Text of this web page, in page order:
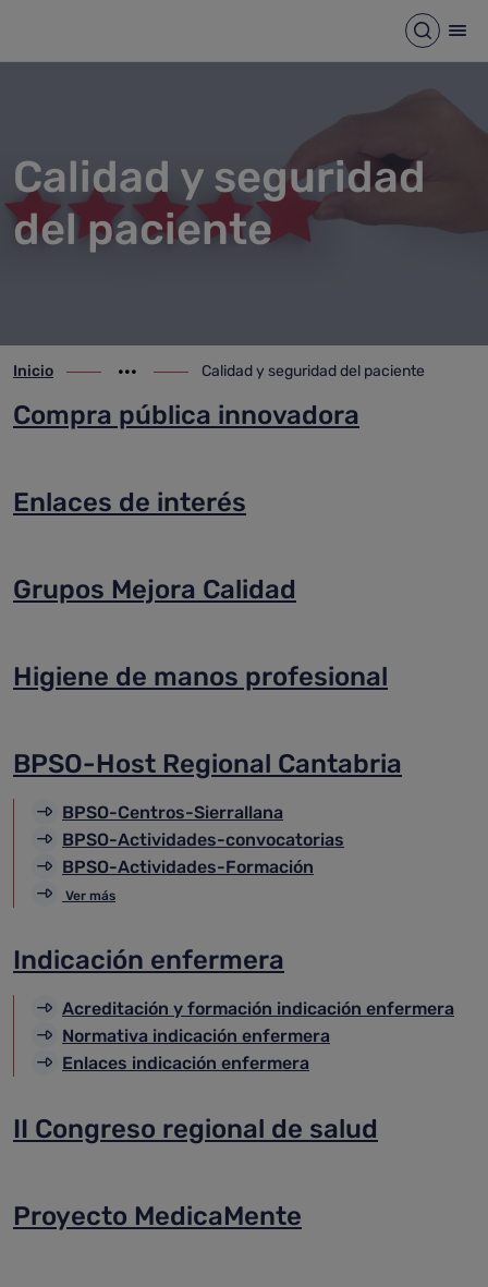
Calidad y seguridad del Abrir
Calidad y seguridad
del paciente
ir-a inicio
Inicio
Mostrar opciones del camino de migas
ir-a Calidad y seguridad del paciente
Calidad y seguridad del paciente
Compra pública innovadora
Enlaces de interés
Grupos Mejora Calidad
Higiene de manos profesional
BPSO-Host Regional Cantabria
BPSO-Centros-Sierrallana
BPSO-Actividades-convocatorias
BPSO-Actividades-Formación
Ver más
Indicación enfermera
Acreditación y formación indicación enfermera
Normativa indicación enfermera
Enlaces indicación enfermera
II Congreso regional de salud
Proyecto MedicaMente